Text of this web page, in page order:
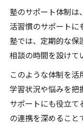
塾のサポート体制は
活習慣のサポートに
塾では、定期的な保
相談の時間を設けて
このような体制を
学習状況や悩みを把
サポートにも役立て
の連携を深めること